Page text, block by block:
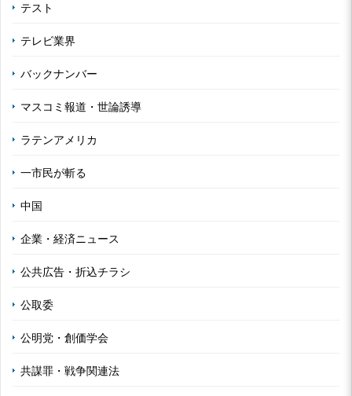
テスト
テレビ業界
バックナンバー
マスコミ報道・世論誘導
ラテンアメリカ
一市民が斬る
中国
企業・経済ニュース
公共広告・折込チラシ
公取委
公明党・創価学会
共謀罪・戦争関連法